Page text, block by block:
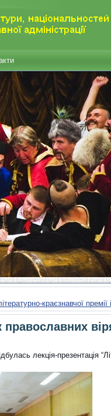
краєзнавчої
лекція-презентація